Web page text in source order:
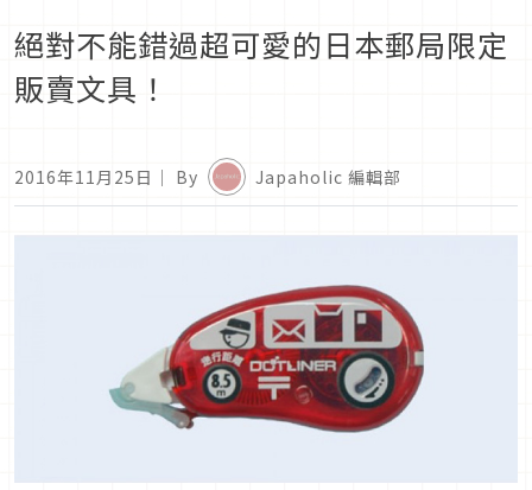
絕對不能錯過超可愛的日本郵局限定
販賣文具！
2016年11月25日 ｜ By Japaholic 編輯部